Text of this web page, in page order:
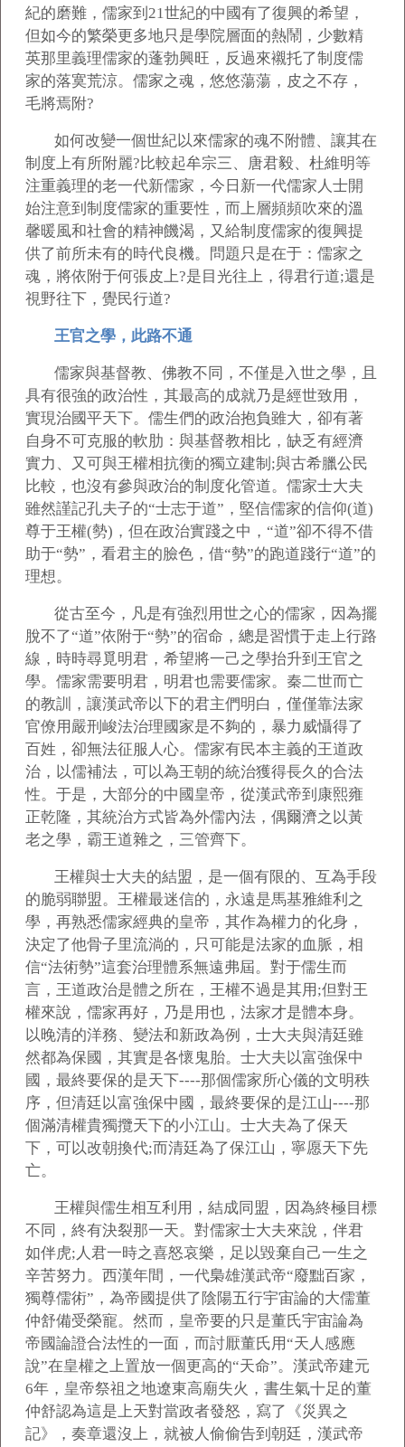
紀的磨難，儒家到21世紀的中國有了復興的希望，
但如今的繁榮更多地只是學院層面的熱鬧，少數精
英那里義理儒家的蓬勃興旺，反過來襯托了制度儒
家的落寞荒涼。儒家之魂，悠悠蕩蕩，皮之不存，
毛將焉附?
如何改變一個世紀以來儒家的魂不附體、讓其在
制度上有所附麗?比較起牟宗三、唐君毅、杜維明等
注重義理的老一代新儒家，今日新一代儒家人士開
始注意到制度儒家的重要性，而上層頻頻吹來的溫
馨暖風和社會的精神饑渴，又給制度儒家的復興提
供了前所未有的時代良機。問題只是在于：儒家之
魂，將依附于何張皮上?是目光往上，得君行道;還是
視野往下，覺民行道?
王官之學，此路不通
儒家與基督教、佛教不同，不僅是入世之學，且
具有很強的政治性，其最高的成就乃是經世致用，
實現治國平天下。儒生們的政治抱負雖大，卻有著
自身不可克服的軟肋：與基督教相比，缺乏有經濟
實力、又可與王權相抗衡的獨立建制;與古希臘公民
比較，也沒有參與政治的制度化管道。儒家士大夫
雖然謹記孔夫子的“士志于道”，堅信儒家的信仰(道)
尊于王權(勢)，但在政治實踐之中，“道”卻不得不借
助于“勢”，看君主的臉色，借“勢”的跑道踐行“道”的
理想。
從古至今，凡是有強烈用世之心的儒家，因為擺
脫不了“道”依附于“勢”的宿命，總是習慣于走上行路
線，時時尋覓明君，希望將一己之學抬升到王官之
學。儒家需要明君，明君也需要儒家。秦二世而亡
的教訓，讓漢武帝以下的君主們明白，僅僅靠法家
官僚用嚴刑峻法治理國家是不夠的，暴力威懾得了
百姓，卻無法征服人心。儒家有民本主義的王道政
治，以儒補法，可以為王朝的統治獲得長久的合法
性。于是，大部分的中國皇帝，從漢武帝到康熙雍
正乾隆，其統治方式皆為外儒內法，偶爾濟之以黃
老之學，霸王道雜之，三管齊下。
王權與士大夫的結盟，是一個有限的、互為手段
的脆弱聯盟。王權最迷信的，永遠是馬基雅維利之
學，再熟悉儒家經典的皇帝，其作為權力的化身，
決定了他骨子里流淌的，只可能是法家的血脈，相
信“法術勢”這套治理體系無遠弗屆。對于儒生而
言，王道政治是體之所在，王權不過是其用;但對王
權來說，儒家再好，乃是用也，法家才是體本身。
以晚清的洋務、變法和新政為例，士大夫與清廷雖
然都為保國，其實是各懷鬼胎。士大夫以富強保中
國，最終要保的是天下----那個儒家所心儀的文明秩
序，但清廷以富強保中國，最終要保的是江山----那
個滿清權貴獨攬天下的小江山。士大夫為了保天
下，可以改朝換代;而清廷為了保江山，寧愿天下先
亡。
王權與儒生相互利用，結成同盟，因為終極目標
不同，終有決裂那一天。對儒家士大夫來說，伴君
如伴虎;人君一時之喜怒哀樂，足以毀棄自己一生之
辛苦努力。西漢年間，一代梟雄漢武帝“廢黜百家，
獨尊儒術”，為帝國提供了陰陽五行宇宙論的大儒董
仲舒備受榮寵。然而，皇帝要的只是董氏宇宙論為
帝國論證合法性的一面，而討厭董氏用“天人感應
說”在皇權之上置放一個更高的“天命”。漢武帝建元
6年，皇帝祭祖之地遼東高廟失火，書生氣十足的董
仲舒認為這是上天對當政者發怒，寫了《災異之
記》，奏章還沒上，就被人偷偷告到朝廷，漢武帝